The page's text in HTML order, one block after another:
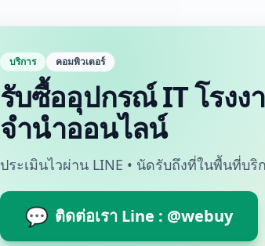
บริการ คอมพิวเตอร์
รับซื้ออุปกรณ์ IT โรง
จำนำออนไลน์
ประเมินไวผ่าน LINE • นัดรับถึงที่ในพื้นที่บ
💬 ติดต่อเรา Line : @webuy